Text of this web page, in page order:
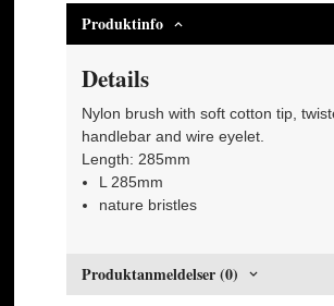
Produktinfo
Details
Nylon brush with soft cotton tip,
handlebar and wire eyelet.
Length: 285mm
L 285mm
nature bristles
Produktanmeldelser (0)